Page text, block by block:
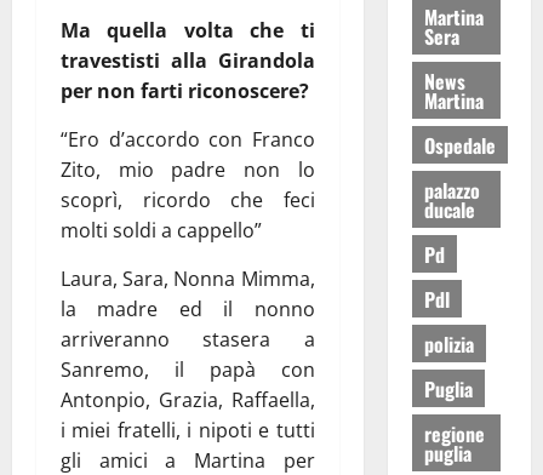
Ma quella volta che ti
travestisti alla Girandola
per non farti riconoscere?
“Ero d’accordo con Franco
Zito, mio padre non lo
scoprì, ricordo che feci
molti soldi a cappello”
Laura, Sara, Nonna Mimma,
la madre ed il nonno
arriveranno stasera a
Sanremo, il papà con
Antonpio, Grazia, Raffaella,
i miei fratelli, i nipoti e tutti
gli amici a Martina per
Martina
Sera
News
Martina
Ospedale
palazzo
ducale
Pd
Pdl
polizia
Puglia
regione
puglia